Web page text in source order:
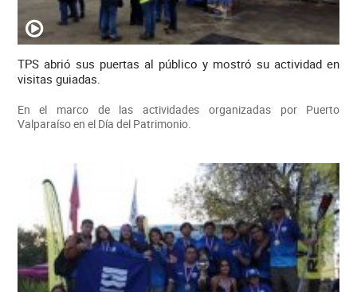
TPS abrió sus puertas al público y mostró su actividad en
visitas guiadas.
En el marco de las actividades organizadas por Puerto
Valparaíso en el Día del Patrimonio.